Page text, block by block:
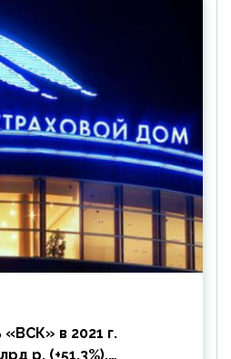
в 2021 г.
р. (+51,3%),